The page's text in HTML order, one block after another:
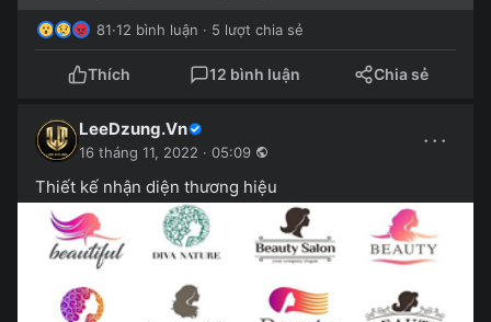
81·12 bình luận · 5 lượt chia sẻ
Thích 12 bình luận Chia sẻ
LeeDzung.Vn
16 tháng 11, 2022 · 05:09 ···
Thiết kế nhận diện thương hiệu